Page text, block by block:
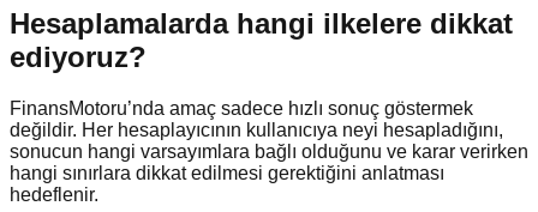
Hesaplamalarda hangi ilkelere dikkat
ediyoruz?
FinansMotoru’nda amaç sadece hızlı sonuç göstermek
değildir. Her hesaplayıcının kullanıcıya neyi hesapladığını,
sonucun hangi varsayımlara bağlı olduğunu ve karar verirken
hangi sınırlara dikkat edilmesi gerektiğini anlatması
hedeflenir.